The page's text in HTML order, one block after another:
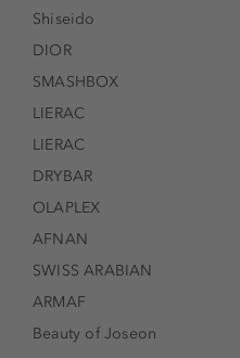
Shiseido
DIOR
SMASHBOX
LIERAC
LIERAC
DRYBAR
OLAPLEX
AFNAN
SWISS ARABIAN
ARMAF
Beauty of Joseon